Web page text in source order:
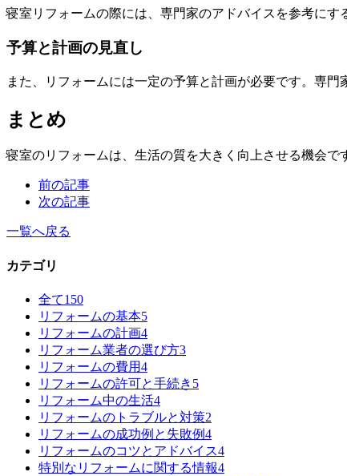
寝室リフォームの際には、専門家のアドバイスを参考に
予算と計画の見直し
また、リフォームには一定の予算と計画が必要です。専
まとめ
寝室のリフォームは、生活の質を大きく向上させる機会
前の記事
次の記事
一覧へ戻る
カテゴリ
全て150
リフォームの基本5
リフォームの計画4
リフォーム業者の選び方3
リフォームの費用4
リフォームの許可と手続き 5
リフォーム中の生活4
リフォームのトラブルと対策2
リフォームの成功例と失敗例4
リフォームのコツとアドバイス4
特別なリフォームに関する情報4